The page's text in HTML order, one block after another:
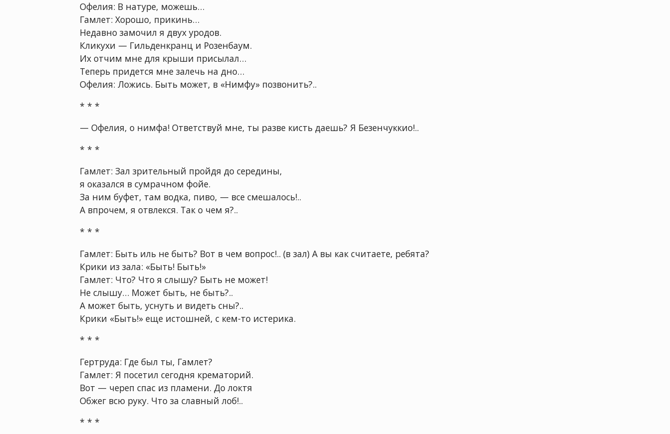
Офелия: В натуре, можешь…
Гамлет: Хорошо, прикинь…
Недавно замочил я двух уродов.
Кликухи — Гильденкранц и Розенбаум.
Их отчим мне для крыши присылал…
Теперь придется мне залечь на дно…
Офелия: Ложись. Быть может, в «Нимфу» позвонить?..
* * *
— Офелия, о нимфа! Ответствуй мне, ты разве кисть даешь? Я Безенчуккио!..
* * *
Гамлет: Зал зрительный пройдя до середины,
я оказался в сумрачном фойе.
За ним буфет, там водка, пиво, — все смешалось!..
А впрочем, я отвлекся. Так о чем я?..
* * *
Гамлет: Быть иль не быть? Вот в чем вопрос!.. (в зал) А вы как считаете, ребята?
Крики из зала: «Быть! Быть!»
Гамлет: Что? Что я слышу? Быть не может!
Не слышу… Может быть, не быть?..
А может быть, уснуть и видеть сны?..
Крики «Быть!» еще истошней, с кем-то истерика.
* * *
Гертруда: Где был ты, Гамлет?
Гамлет: Я посетил сегодня крематорий.
Вот — череп спас из пламени. До локтя
Обжег всю руку. Что за славный лоб!..
* * *